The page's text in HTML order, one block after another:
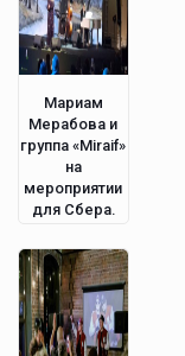
Мариам
Мерабова и
группа «Miraif»
на
мероприятии
для Сбера.